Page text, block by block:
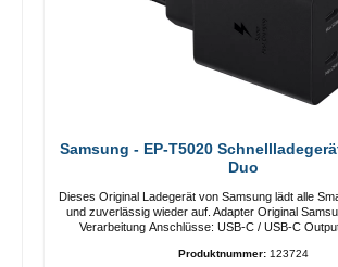
Samsung - EP-T5020
Duo
Dieses Original Ladegerät von Samsung lädt alle
und zuverlässig wieder auf. Adapter Original Samsung Hochwertige
Verarbeitung Anschlüsse: USB-C / USB-C Output: 50W Farbe:
Schwarz/li>
Produktnummer: 123724